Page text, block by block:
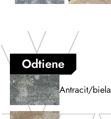
Odtiene
Antracit/biela